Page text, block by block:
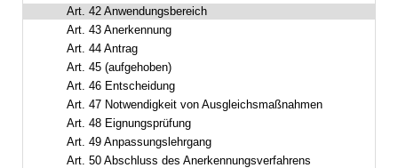
Art. 42 Anwendungsbereich
Art. 43 Anerkennung
Art. 44 Antrag
Art. 45 (aufgehoben)
Art. 46 Entscheidung
Art. 47 Notwendigkeit von Ausgleichsmaßnahmen
Art. 48 Eignungsprüfung
Art. 49 Anpassungslehrgang
Art. 50 Abschluss des Anerkennungsverfahrens